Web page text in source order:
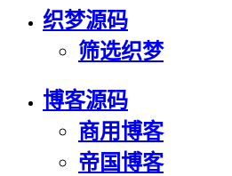
织梦源码
筛选织梦
博客源码
商用博客
帝国博客